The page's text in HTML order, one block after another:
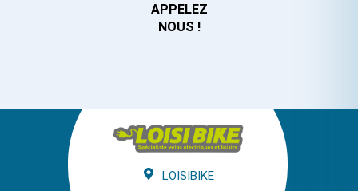
APPELEZ
NOUS !
LOISIBIKE